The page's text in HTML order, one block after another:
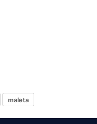
maleta